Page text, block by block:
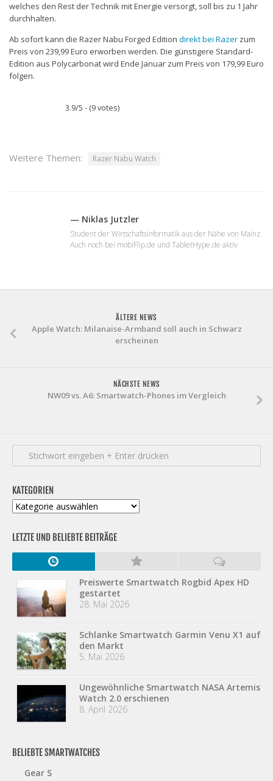
welches den Rest der Technik mit Energie versorgt, soll bis zu 1 Jahr
durchhalten.
Ab sofort kann die Razer Nabu Forged Edition direkt bei Razer zum
Preis von 239,99 Euro erworben werden. Die günstigere Standard-
Edition aus Polycarbonat wird Ende Januar zum Preis von 179,99 Euro
folgen.
3.9/5 - (9 votes)
Weitere Themen: Razer Nabu Watch
— Niklas Jutzler
Student der Wirtschaftsinformatik aus der Nähe von Mainz.
Auch noch bei mobiFlip.de und TabletHype.de aktiv
ÄLTERE NEWS
Apple Watch: Milanaise-Armband soll auch in Schwarz
erscheinen
NÄCHSTE NEWS
NW09 vs. A6: Smartwatch-Phones im Vergleich
KATEGORIEN
Kategorien
LETZTE UND BELIEBTE BEITRÄGE
Preiswerte Smartwatch Rogbid Apex HD
gestartet
28. Mai 2026
Schlanke Smartwatch Garmin Venu X1 auf
den Markt
5. Mai 2026
Ungewöhnliche Smartwatch NASA Artemis
Watch 2.0 erschienen
8. April 2026
BELIEBTE SMARTWATCHES
Gear S